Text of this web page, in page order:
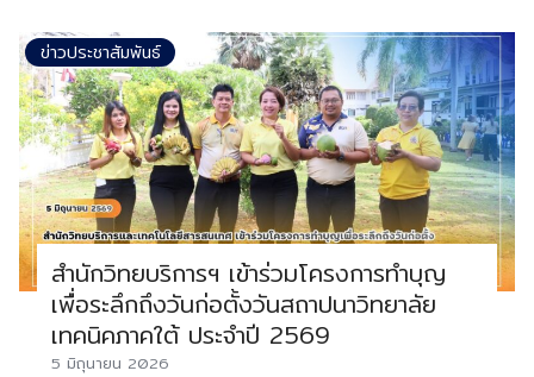
ข่าวประชาสัมพันธ์
สำนักวิทยบริการฯ เข้าร่วมโครงการทำบุญ
เพื่อระลึกถึงวันก่อตั้งวันสถาปนาวิทยาลัย
เทคนิคภาคใต้ ประจำปี 2569
5 มิถุนายน 2026